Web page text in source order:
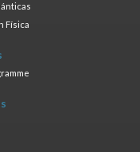
Física